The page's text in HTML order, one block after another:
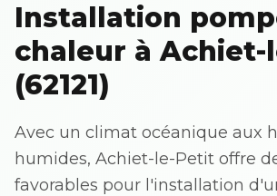
Installation
chaleur à
(62121)
Avec un climat océanique aux
humides, Achiet-le-Petit offre
favorables pour l'installation